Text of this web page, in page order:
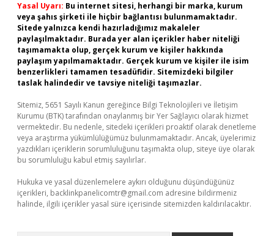
Yasal Uyarı: Bu internet sitesi, herhangi bir marka, kurum
veya şahıs şirketi ile hiçbir bağlantısı bulunmamaktadır.
Sitede yalnızca kendi hazırladığımız makaleler
paylaşılmaktadır. Burada yer alan içerikler haber niteliği
taşımamakta olup, gerçek kurum ve kişiler hakkında
paylaşım yapılmamaktadır. Gerçek kurum ve kişiler ile isim
benzerlikleri tamamen tesadüfidir. Sitemizdeki bilgiler
taslak halindedir ve tavsiye niteliği taşımazlar.
Sitemiz, 5651 Sayılı Kanun gereğince Bilgi Teknolojileri ve İletişim
Kurumu (BTK) tarafından onaylanmış bir Yer Sağlayıcı olarak hizmet
vermektedir. Bu nedenle, sitedeki içerikleri proaktif olarak denetleme
veya araştırma yükümlülüğümüz bulunmamaktadır. Ancak, üyelerimiz
yazdıkları içeriklerin sorumluluğunu taşımakta olup, siteye üye olarak
bu sorumluluğu kabul etmiş sayılırlar.
Hukuka ve yasal düzenlemelere aykırı olduğunu düşündüğünüz
içerikleri, backlinkpanelicomtr@gmail.com adresine bildirmeniz
halinde, ilgili içerikler yasal süre içerisinde sitemizden kaldırılacaktır.